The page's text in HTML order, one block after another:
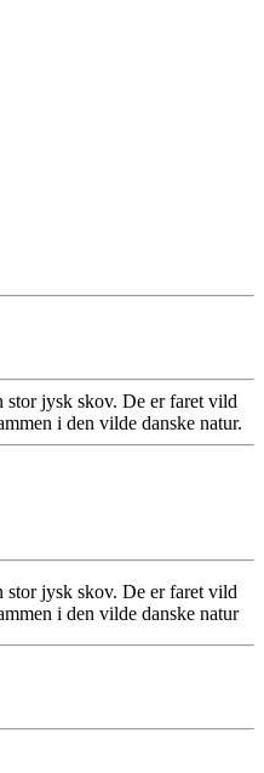
stor jysk skov. De er faret vild
i den vilde danske natur.
stor jysk skov. De er faret vild
i den vilde danske natur